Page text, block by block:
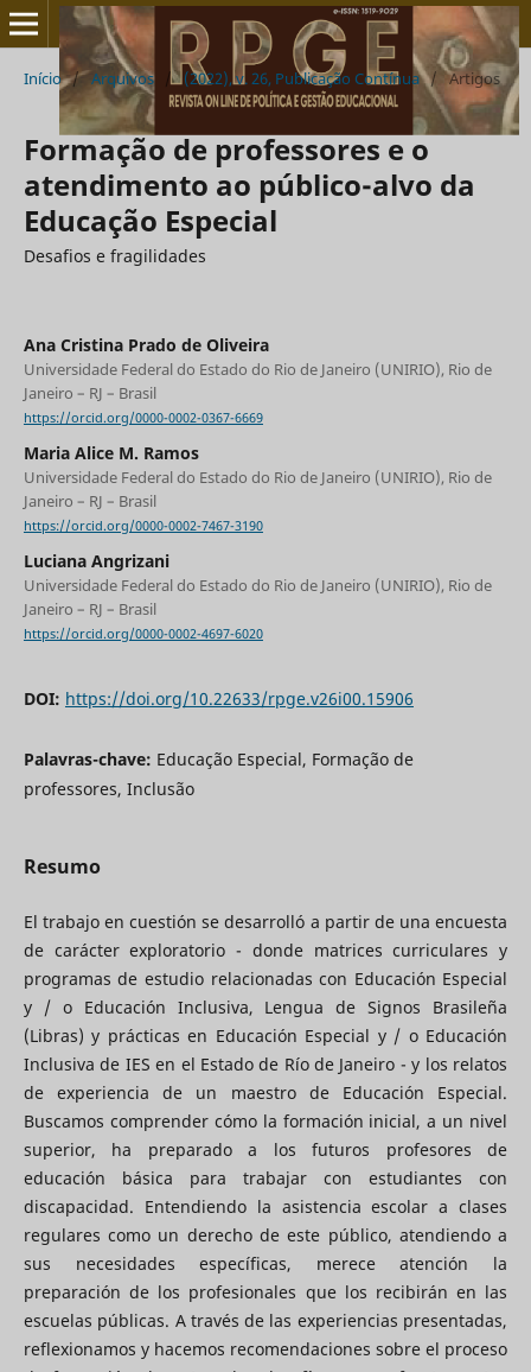
Início / Arquivos / (2022), v. 26, Publicação Contínua / Artigos
Formação de professores e o
atendimento ao público-alvo da
Educação Especial
Desafios e fragilidades
Ana Cristina Prado de Oliveira
Universidade Federal do Estado do Rio de Janeiro (UNIRIO), Rio de
Janeiro – RJ – Brasil
https://orcid.org/0000-0002-0367-6669
Maria Alice M. Ramos
Universidade Federal do Estado do Rio de Janeiro (UNIRIO), Rio de
Janeiro – RJ – Brasil
https://orcid.org/0000-0002-7467-3190
Luciana Angrizani
Universidade Federal do Estado do Rio de Janeiro (UNIRIO), Rio de
Janeiro – RJ – Brasil
https://orcid.org/0000-0002-4697-6020
DOI: https://doi.org/10.22633/rpge.v26i00.15906
Palavras-chave: Educação Especial, Formação de
professores, Inclusão
Resumo
El trabajo en cuestión se desarrolló a partir de una encuesta
de carácter exploratorio - donde matrices curriculares y
programas de estudio relacionadas con Educación Especial
y / o Educación Inclusiva, Lengua de Signos Brasileña
(Libras) y prácticas en Educación Especial y / o Educación
Inclusiva de IES en el Estado de Río de Janeiro - y los relatos
de experiencia de un maestro de Educación Especial.
Buscamos comprender cómo la formación inicial, a un nivel
superior, ha preparado a los futuros profesores de
educación básica para trabajar con estudiantes con
discapacidad. Entendiendo la asistencia escolar a clases
regulares como un derecho de este público, atendiendo a
sus necesidades específicas, merece atención la
preparación de los profesionales que los recibirán en las
escuelas públicas. A través de las experiencias presentadas,
reflexionamos y hacemos recomendaciones sobre el proceso